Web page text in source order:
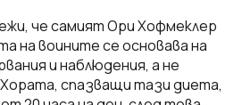
че самият Ори Хофмеклер
на воините се основава на
и наблюдения, а не
спазващи тази диета,